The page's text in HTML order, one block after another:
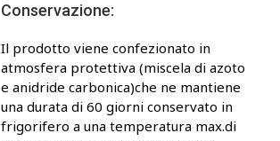
Conservazione:
Il prodotto viene confezionato in
atmosfera protettiva (miscela di azoto
e anidride carbonica)che ne mantiene
una durata di 60 giorni conservato in
frigorifero a una temperatura max.di